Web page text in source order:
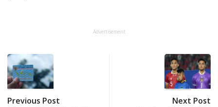
Advertisement
Previous Post Next Post